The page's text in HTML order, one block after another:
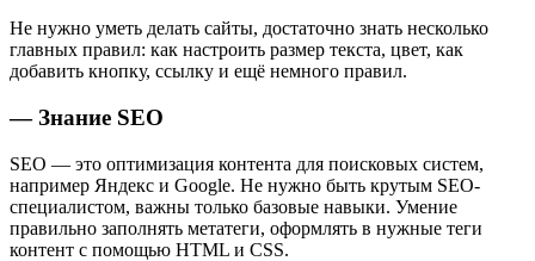
Не нужно уметь делать сайты, достаточно знать несколько
главных правил: как настроить размер текста, цвет, как
добавить кнопку, ссылку и ещё немного правил.
— Знание SEO
SEO — это оптимизация контента для поисковых систем,
например Яндекс и Google. Не нужно быть крутым SEO-
специалистом, важны только базовые навыки. Умение
правильно заполнять метатеги, оформлять в нужные теги
контент с помощью HTML и CSS.